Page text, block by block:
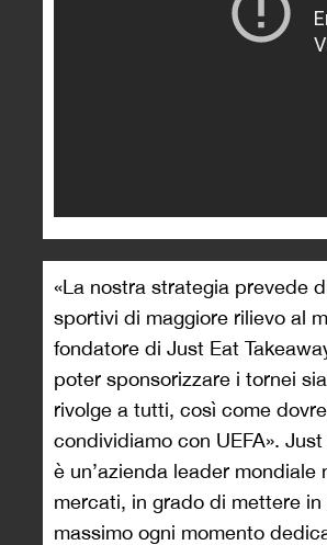
«La nostra strategia prevede
sportivi di maggiore rilievo al
fondatore di Just Eat
poter sponsorizzare i tornei
rivolge a tutti, così come
condividiamo con UEFA».
è un’azienda leader
mercati, in grado di mettere
massimo ogni momento